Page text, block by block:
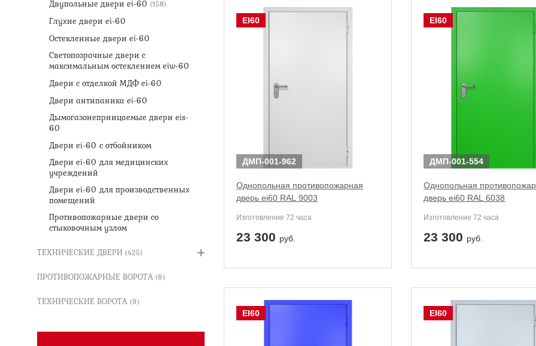
Двери ei-60 для производственных помещений
Противопожарные двери со стыковочным узлом
Двупольные двери ei-60 (158)
Глухие двери ei-60
Остекленные двери ei-60
Светопозрачные двери с
максимальным остеклением eiw-60
Двери с отделкой МДФ ei-60
Двери антипаника ei-60
Дымогазонепрницаемые двери eis-
60
Двери ei-60 с отбойником
Двери ei-60 для медицинских
учреждений
Двери ei-60 для производственных
помещений
Противопожарные двери со
стыковочным узлом
ТЕХНИЧЕСКИЕ ДВЕРИ (425)
ПРОТИВОПОЖАРНЫЕ ВОРОТА (9)
ТЕХНИЧЕСКИЕ ВОРОТА (9)
EI60
ДМП-001-962
Однопольная противопожарная
дверь ei60 RAL 9003
Изготовление 72 часа
23 300 руб.
EI60
ДМП-001-554
Однопольная
дверь ei60 RAL 6038
Изготовление 72 часа
23 300 руб.
EI60 EI60